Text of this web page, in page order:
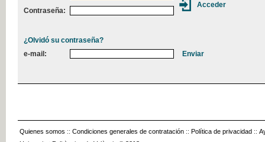
Contraseña:
¿Olvidó su contraseña?
e-mail:
Quienes somos :: Condiciones generales de contratación :: Política de privacidad ::